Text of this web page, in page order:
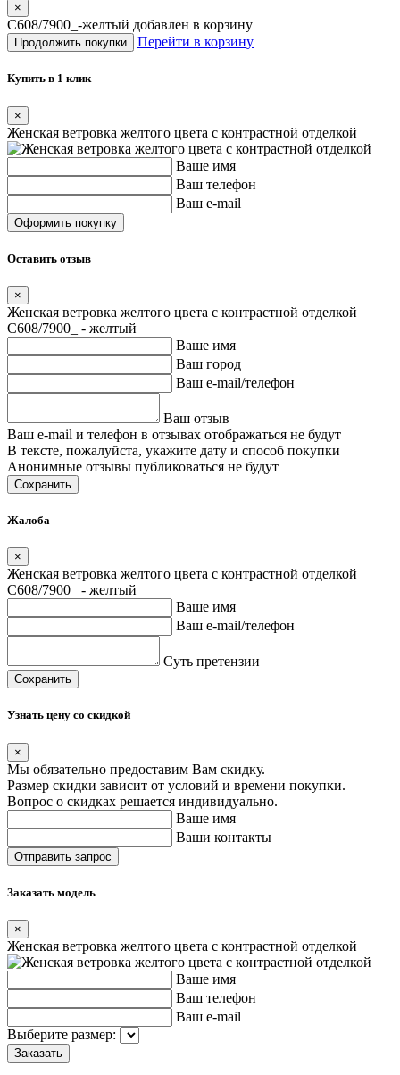
×
C608/7900_-желтый добавлен в корзину
Продолжить покупки Перейти в корзину
Купить в 1 клик
×
Женская ветровка желтого цвета с контрастной отделкой
Ваше имя
Ваш телефон
Ваш e-mail
Оставить отзыв
×
Женская ветровка желтого цвета с контрастной отделкой
C608/7900_ - желтый
Ваше имя
Ваш город
Ваш e-mail/телефон
Ваш отзыв
Ваш e-mail и телефон в отзывах отображаться не будут
В тексте, пожалуйста, укажите дату и способ покупки
Анонимные отзывы публиковаться не будут
Сохранить
Жалоба
×
Женская ветровка желтого цвета с контрастной отделкой
C608/7900_ - желтый
Ваше имя
Ваш e-mail/телефон
Суть претензии
Сохранить
Узнать цену со скидкой
×
Мы обязательно предоставим Вам скидку.
Размер скидки зависит от условий и времени покупки.
Вопрос о скидках решается индивидуально.
Ваше имя
Ваши контакты
Заказать модель
×
Женская ветровка желтого цвета с контрастной отделкой
Ваше имя
Ваш телефон
Ваш e-mail
Выберите размер: